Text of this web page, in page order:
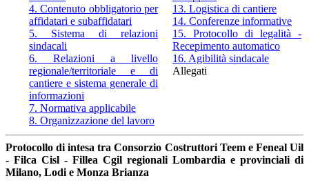
4. Contenuto obbligatorio per
affidatari e subaffidatari
5. Sistema di relazioni
sindacali
6. Relazioni a livello
regionale/territoriale e di
cantiere e sistema generale di
informazioni
7. Normativa applicabile
8. Organizzazione del lavoro
13. Logistica di cantiere
14. Conferenze informative
15. Protocollo di legalità -
Recepimento automatico
16. Agibilità sindacale
Allegati
Protocollo di intesa tra Consorzio Costruttori Teem e Feneal Uil
- Filca Cisl - Fillea Cgil regionali Lombardia e provinciali di
Milano, Lodi e Monza Brianza